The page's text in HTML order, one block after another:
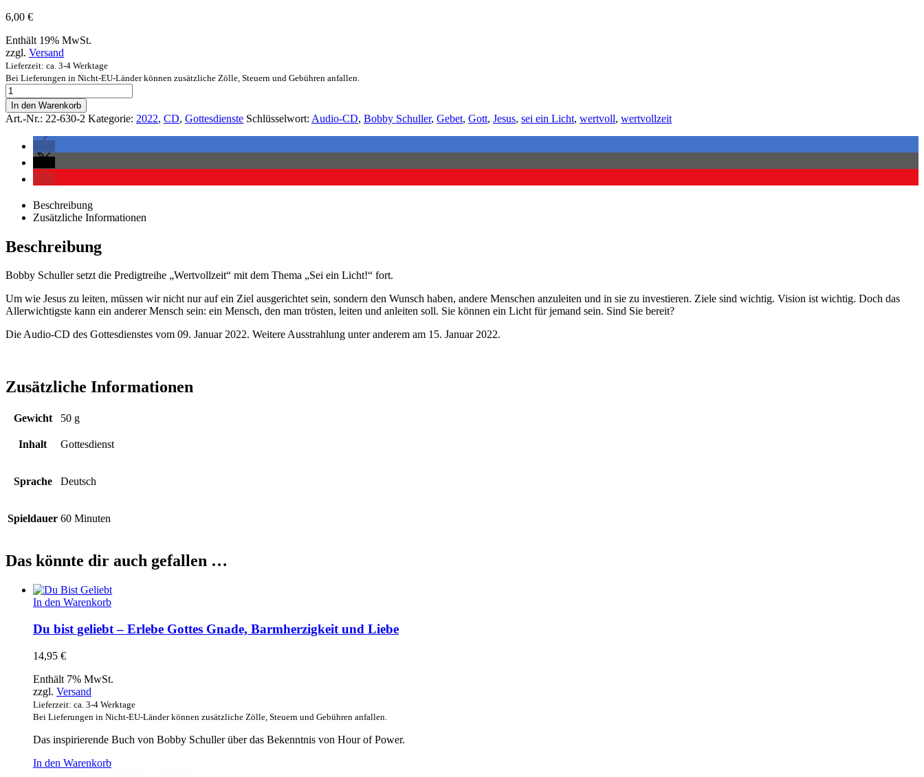
6,00 €
Enthält 19% MwSt.
zzgl. Versand
Lieferzeit: ca. 3-4 Werktage
Bei Lieferungen in Nicht-EU-Länder können zusätzliche Zölle, Steuern und Gebühren anfallen.
In den Warenkorb
Art.-Nr.: 22-630-2 Kategorie: 2022, CD, Gottesdienste Schlüsselwort: Audio-CD, Bobby Schuller, Gebet, Gott, Jesus, sei ein Licht, wertvoll, wertvollzeit
Beschreibung
Zusätzliche Informationen
Beschreibung
Bobby Schuller setzt die Predigtreihe „Wertvollzeit“ mit dem Thema „Sei ein Licht!“ fort.
Um wie Jesus zu leiten, müssen wir nicht nur auf ein Ziel ausgerichtet sein, sondern den Wunsch haben, andere Menschen anzuleiten und in sie zu investieren. Ziele sind wichtig. Vision ist wichtig. Doch das
Allerwichtigste kann ein anderer Mensch sein: ein Mensch, den man trösten, leiten und anleiten soll. Sie können ein Licht für jemand sein. Sind Sie bereit?
Die Audio-CD des Gottesdienstes vom 09. Januar 2022. Weitere Ausstrahlung unter anderem am 15. Januar 2022.
Zusätzliche Informationen
Gewicht 50 g
Inhalt Gottesdienst
Sprache Deutsch
Spieldauer 60 Minuten
Das könnte dir auch gefallen …
In den Warenkorb
Du bist geliebt – Erlebe Gottes Gnade, Barmherzigkeit und Liebe
14,95 €
Enthält 7% MwSt.
zzgl. Versand
Lieferzeit: ca. 3-4 Werktage
Bei Lieferungen in Nicht-EU-Länder können zusätzliche Zölle, Steuern und Gebühren anfallen.
Das inspirierende Buch von Bobby Schuller über das Bekenntnis von Hour of Power.
In den Warenkorb